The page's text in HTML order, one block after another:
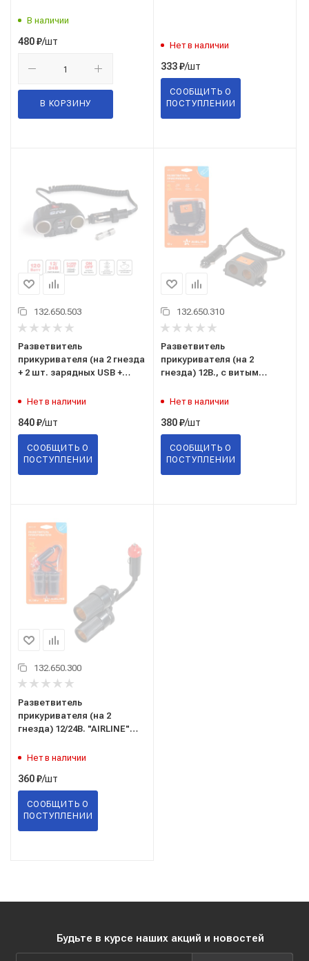
В наличии
480₽/шт
В КОРЗИНУ
Нет в наличии
333₽/шт
СООБЩИТЬ О
ПОСТУПЛЕНИИ
132.650.503
Разветвитель
прикуривателя (на 2 гнезда
+ 2 шт. зарядных USB +
"AVS" ("CS230U") A80922S
Нет в наличии
840₽/шт
СООБЩИТЬ О
ПОСТУПЛЕНИИ
132.650.310
Разветвитель
прикуривателя (на 2
гнезда) 12В., с витым
05")Нет в наличии
380₽/шт
СООБЩИТЬ О
ПОСТУПЛЕНИИ
132.650.300
Разветвитель
прикуривателя (на 2
гнезда) 12/24В. "AIRLINE"
Нет в наличии
360₽/шт
СООБЩИТЬ О
ПОСТУПЛЕНИИ
Будьте в курсе наших акций и новостей